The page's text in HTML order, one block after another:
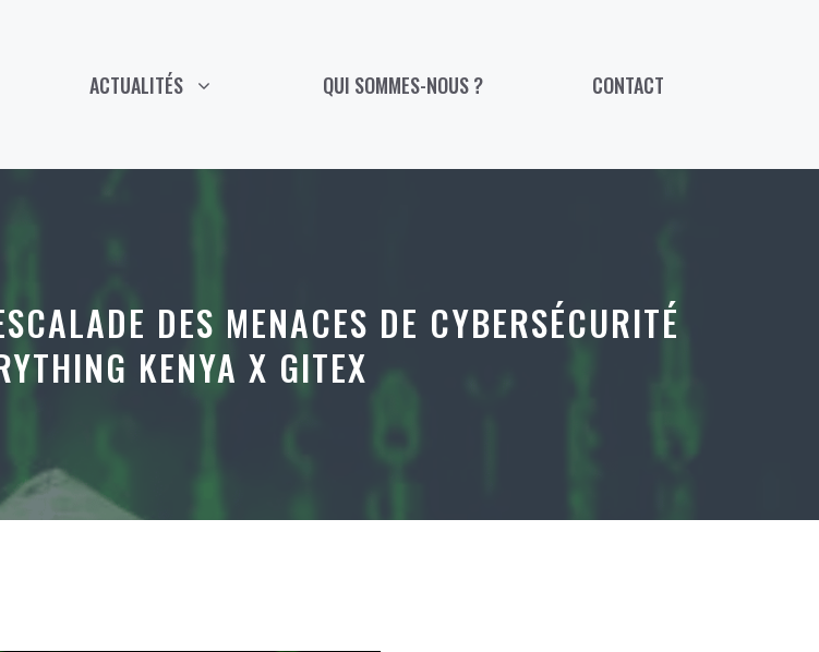
ACTUALITÉS QUI SOMMES-NOUS ? CONTACT
DES MENACES DE CYBERSÉCURITÉ
KENYA X GITEX